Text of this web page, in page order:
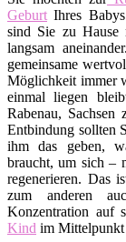
Geburt Ihres
sind Sie zu Hause
langsam
gemeinsame
Möglichkeit immer
einmal liegen
Rabenau,
Entbindung sollten
ihm das geben,
braucht, um sich –
regenerieren. Das
zum anderen
Konzentration auf
Kind im Mittelpunkt